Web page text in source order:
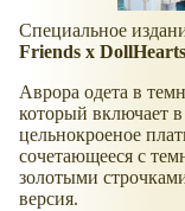
Специальное
Friends x DollHearts
Аврора одета в
который включает
цельнокроеное
сочетающееся с
золотыми
версия.